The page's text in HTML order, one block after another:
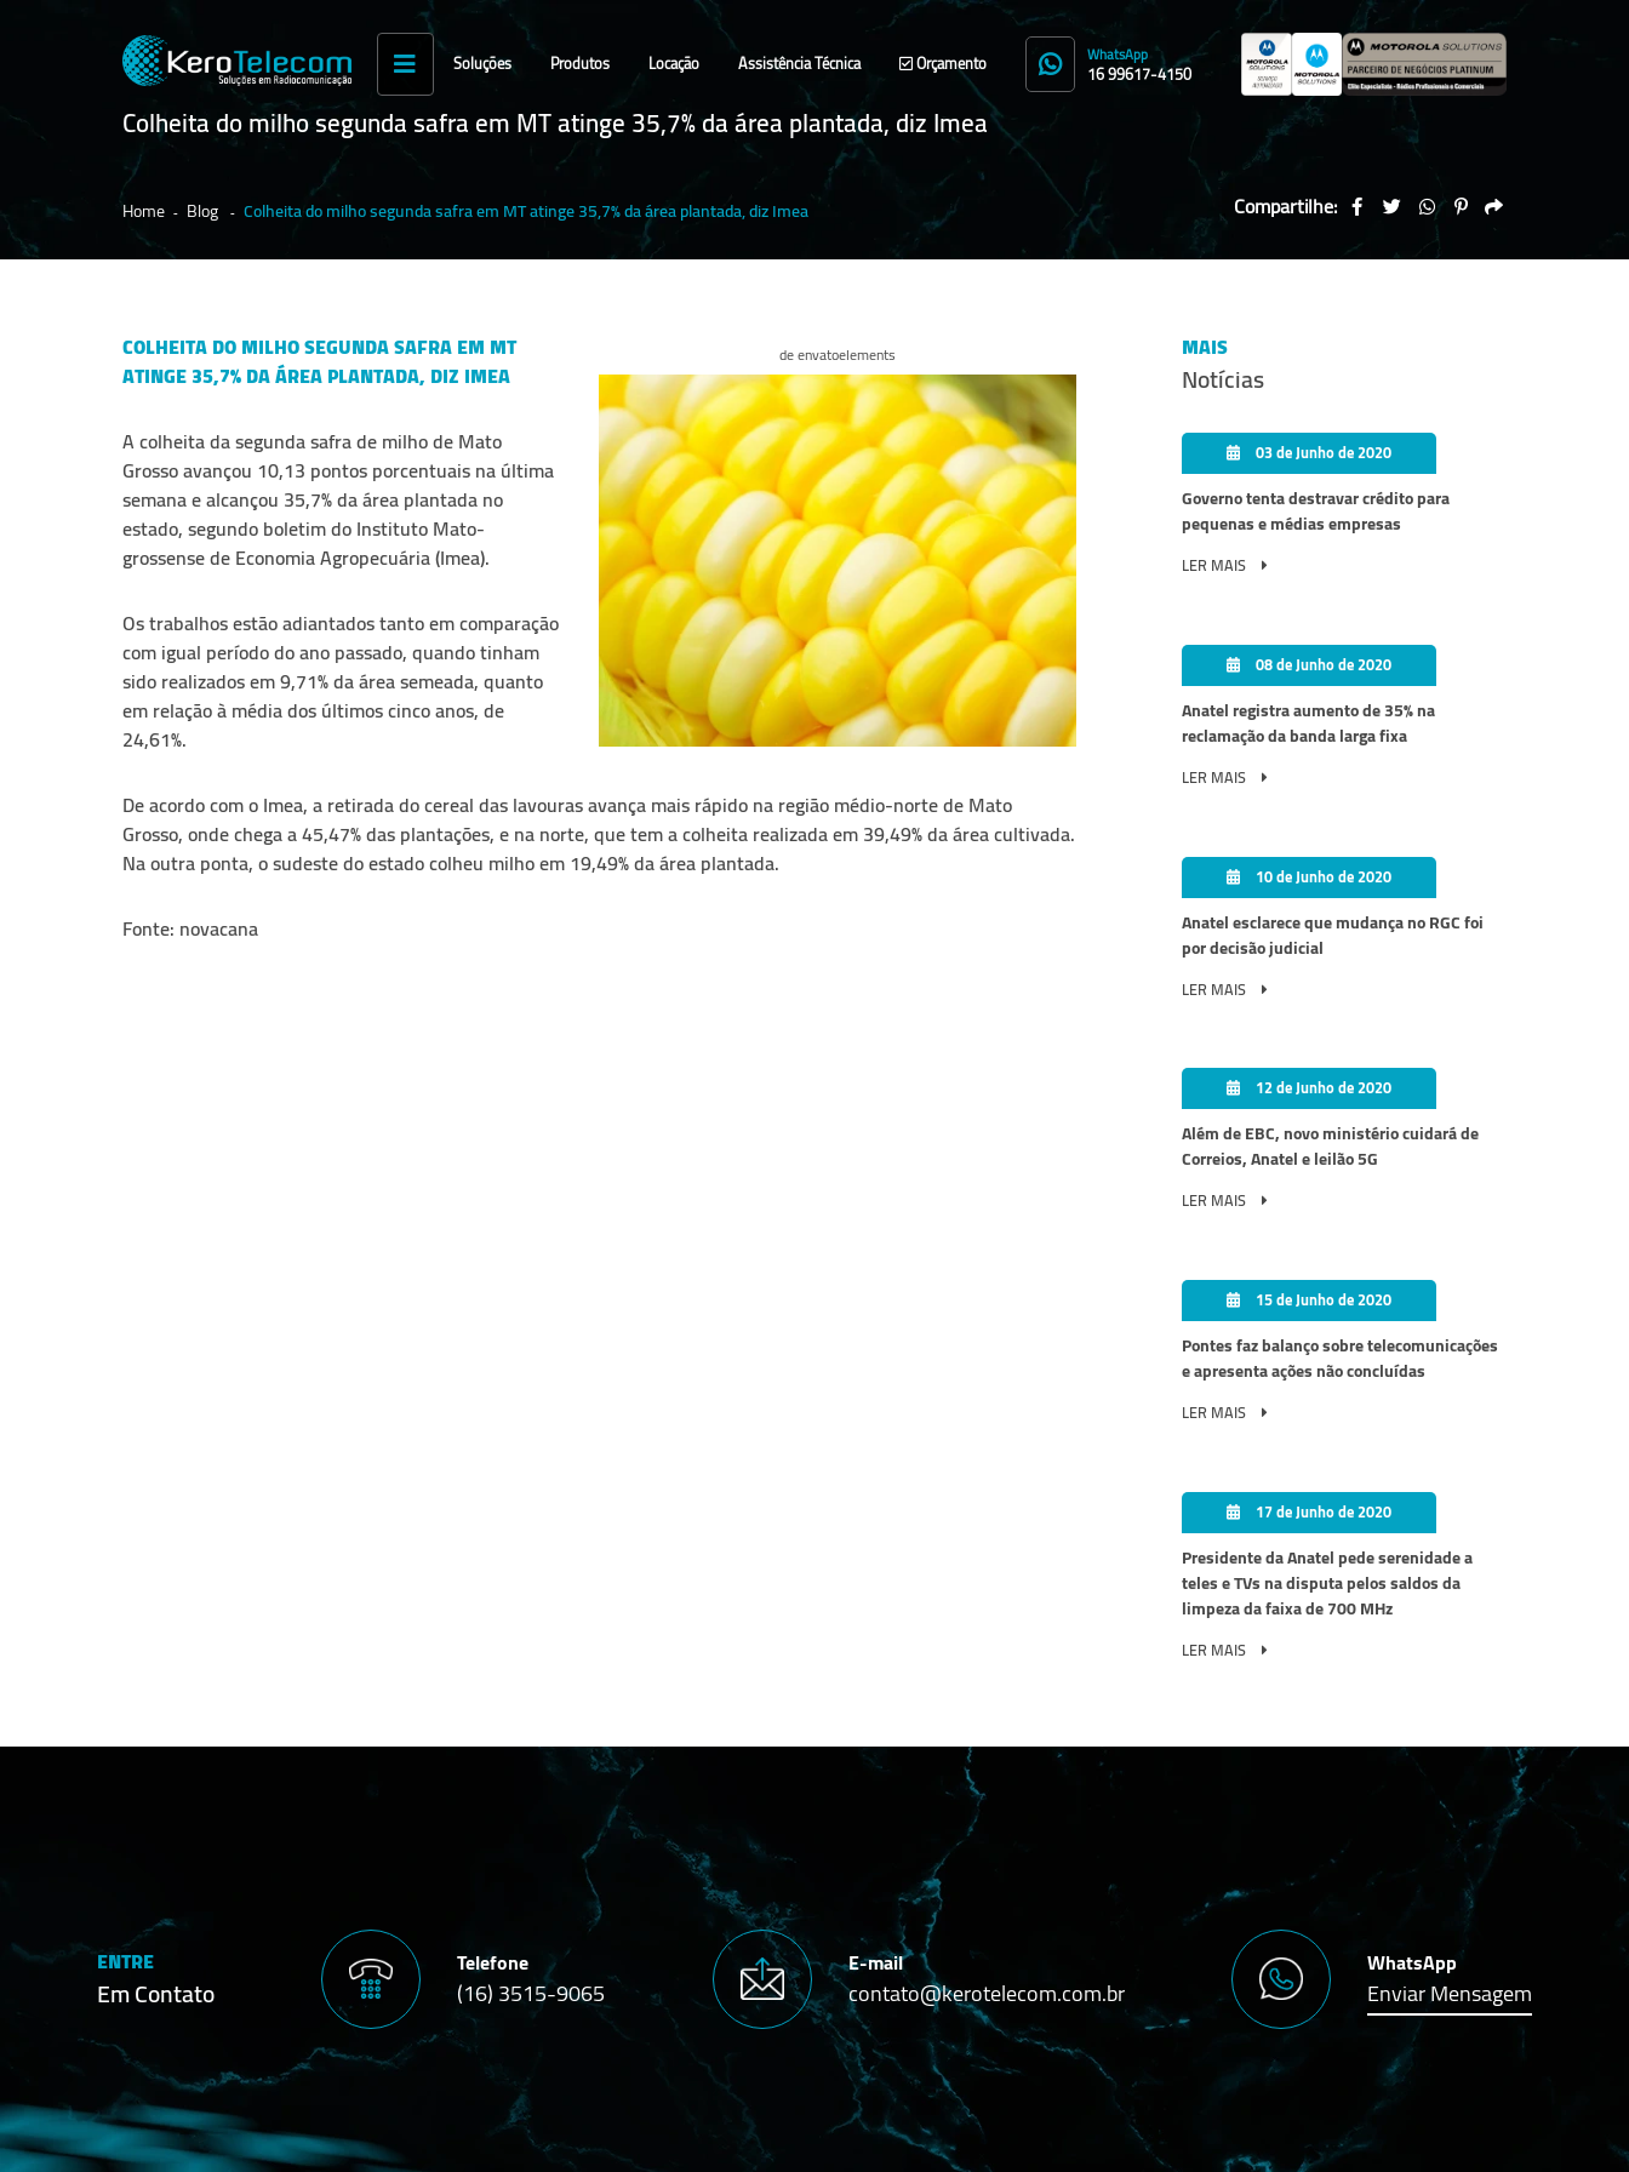
Soluções Produtos Locação Assistência Técnica Orçamento WhatsApp
16 99617-4150
Colheita do milho segunda safra em MT atinge 35,7% da área plantada, diz Imea
Home Blog Colheita do milho segunda safra em MT atinge 35,7% da área plantada, diz Imea Compartilhe:
de envatoelements
COLHEITA DO MILHO SEGUNDA SAFRA EM MT
ATINGE 35,7% DA ÁREA PLANTADA, DIZ IMEA
A colheita da segunda safra de milho de Mato
Grosso avançou 10,13 pontos porcentuais na última
semana e alcançou 35,7% da área plantada no
estado, segundo boletim do Instituto Mato-
grossense de Economia Agropecuária (Imea).
Os trabalhos estão adiantados tanto em comparação
com igual período do ano passado, quando tinham
sido realizados em 9,71% da área semeada, quanto
em relação à média dos últimos cinco anos, de
24,61%.
De acordo com o Imea, a retirada do cereal das lavouras avança mais rápido na região médio-norte de Mato
Grosso, onde chega a 45,47% das plantações, e na norte, que tem a colheita realizada em 39,49% da área cultivada.
Na outra ponta, o sudeste do estado colheu milho em 19,49% da área plantada.
Fonte: novacana
MAIS
Notícias
03 de Junho de 2020
Governo tenta destravar crédito para
pequenas e médias empresas
LER MAIS
08 de Junho de 2020
Anatel registra aumento de 35% na
reclamação da banda larga fixa
LER MAIS
10 de Junho de 2020
Anatel esclarece que mudança no RGC foi
por decisão judicial
LER MAIS
12 de Junho de 2020
Além de EBC, novo ministério cuidará de
Correios, Anatel e leilão 5G
LER MAIS
15 de Junho de 2020
Pontes faz balanço sobre telecomunicações
e apresenta ações não concluídas
LER MAIS
17 de Junho de 2020
Presidente da Anatel pede serenidade a
teles e TVs na disputa pelos saldos da
limpeza da faixa de 700 MHz
LER MAIS
ENTRE
Em Contato
Telefone
(16) 3515-9065
E-mail
contato@kerotelecom.com.br
WhatsApp
Enviar Mensagem